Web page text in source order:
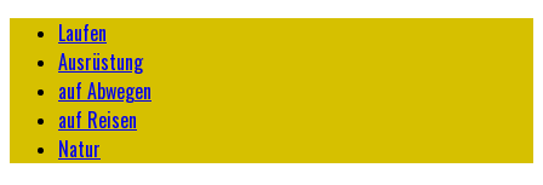
Laufen
Ausrüstung
auf Abwegen
auf Reisen
Natur